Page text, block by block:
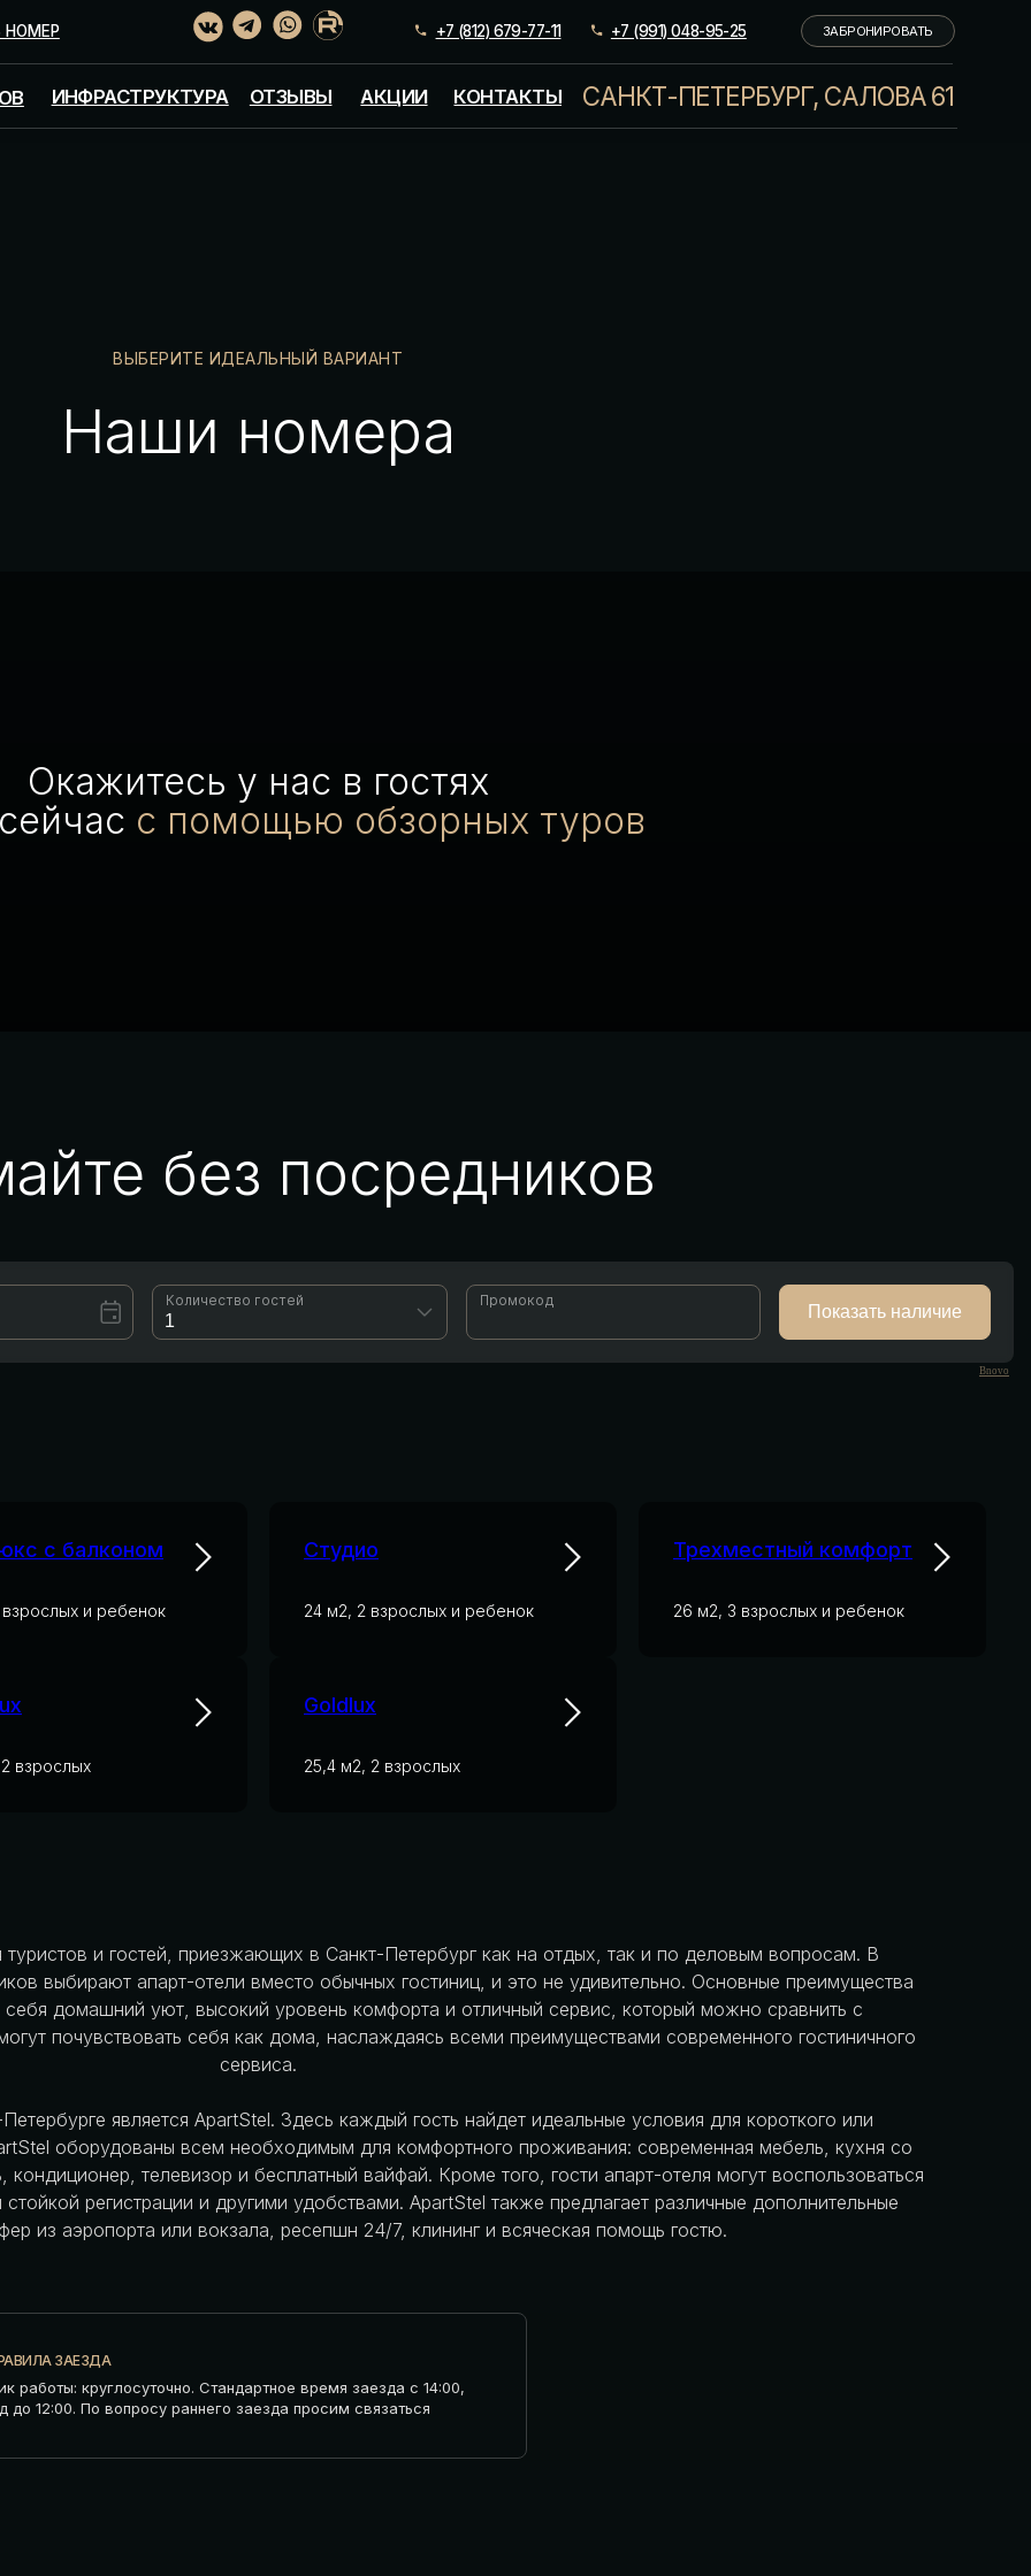
ОТЗЫВЫ АКЦИИ КОНТАКТЫ САНКТ-ПЕТЕРБУРГ, САЛОВА 61
+7 (812) 679-77-11 ЗАБРОНИРОВАТЬ
+7 (991) 048-95-25
ВЫБЕРИТЕ ИДЕАЛЬНЫЙ ВАРИАНТ
Наши номера
Окажитесь у нас в гостях
с помощью обзорных туров
В ГОСТИ
без посредников
Bnovo
с балконом
и ребенок
Студио
24 м2, 2 взрослых и ребенок
Трехместный комфорт
26 м2, 3 взрослых и ребенок
взрослых
Goldlux
25,4 м2, 2 взрослых
и гостей, приезжающих в Санкт-Петербург как на отдых, так и по деловым вопросам. В
выбирают апарт-отели вместо обычных гостиниц, и это не удивительно. Основные преимущества
домашний уют, высокий уровень комфорта и отличный сервис, который можно сравнить с
почувствовать себя как дома, наслаждаясь всеми преимуществами современного гостиничного
сервиса.
является ApartStel. Здесь каждый гость найдет идеальные условия для короткого или
оборудованы всем необходимым для комфортного проживания: современная мебель, кухня со
телевизор и бесплатный вайфай. Кроме того, гости апарт-отеля могут воспользоваться
регистрации и другими удобствами. ApartStel также предлагает различные дополнительные
из аэропорта или вокзала, ресепшн 24/7, клининг и всяческая помощь гостю.
ЗАЕЗДА
работы: круглосуточно. Стандартное время заезда с 14:00,
до 12:00. По вопросу раннего заезда просим связаться